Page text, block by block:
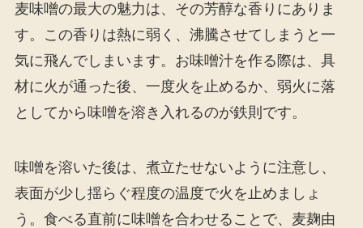
麦味噌の最大の魅力は、その芳醇な香りにありま
す。この香りは熱に弱く、沸騰させてしまうと一
気に飛んでしまいます。お味噌汁を作る際は、具
材に火が通った後、一度火を止めるか、弱火に落
としてから味噌を溶き入れるのが鉄則です。
味噌を溶いた後は、煮立たせないように注意し、
表面が少し揺らぐ程度の温度で火を止めましょ
う。食べる直前に味噌を合わせることで、麦麹由